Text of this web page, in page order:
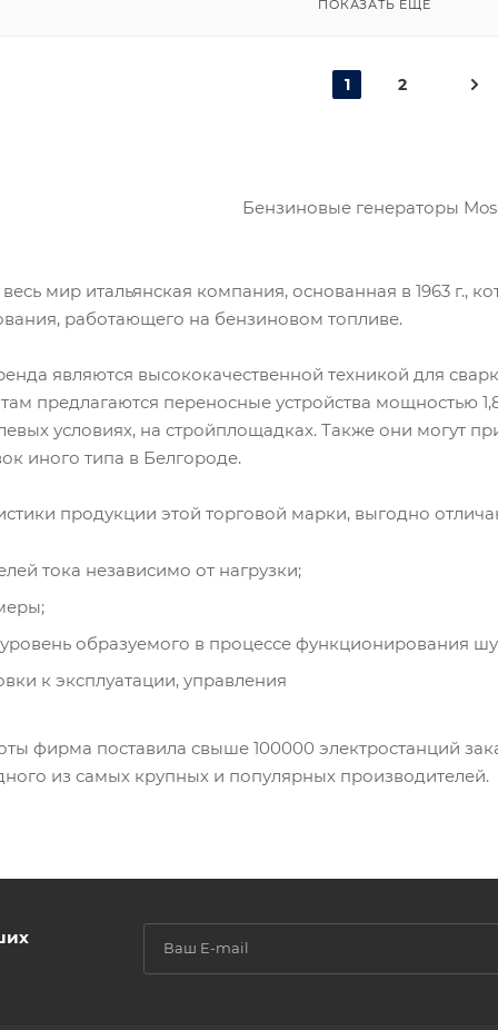
ПОКАЗАТЬ ЕЩЕ
1 2
Бензиновые генераторы
мир итальянская компания, основанная в 1963 г.,
работающего на бензиновом топливе.
являются высококачественной техникой для
предлагаются переносные устройства мощностью
условиях, на стройплощадках. Также они могут
иного типа в Белгороде.
продукции этой торговой марки, выгодно
тока независимо от нагрузки;
образуемого в процессе функционирования
к эксплуатации, управления
фирма поставила свыше 100000 электростанций
из самых крупных и популярных производителей.